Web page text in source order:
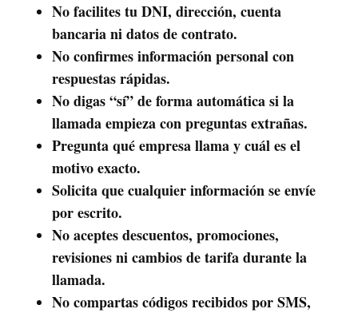
No facilites tu DNI, dirección, cuenta
bancaria ni datos de contrato.
No confirmes información personal con
respuestas rápidas.
No digas “sí” de forma automática si la
llamada empieza con preguntas extrañas.
Pregunta qué empresa llama y cuál es el
motivo exacto.
Solicita que cualquier información se envíe
por escrito.
No aceptes descuentos, promociones,
revisiones ni cambios de tarifa durante la
llamada.
No compartas códigos recibidos por SMS,